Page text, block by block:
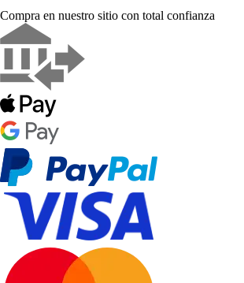
Compra en nuestro sitio con total confianza